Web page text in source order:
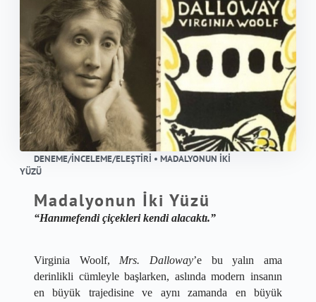
DENEME/İNCELEME/ELEŞTIRI • MADALYONUN İKI
YÜZÜ
Madalyonun İki Yüzü
“Hanımefendi çiçekleri kendi alacaktı.”
​Virginia Woolf, Mrs. Dalloway’e bu yalın ama
derinlikli cümleyle başlarken, aslında modern insanın
en büyük trajedisine ve aynı zamanda en büyük